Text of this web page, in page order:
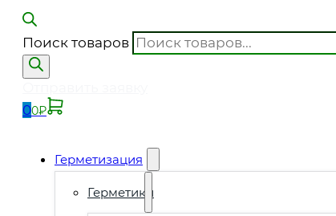
Поиск товаров
00₽
Герметизация
Герметики